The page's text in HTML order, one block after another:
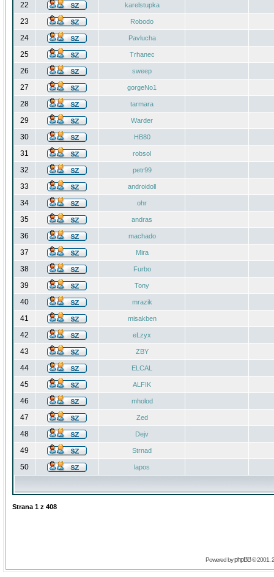
22 karelstupka
23 Robodo
24 Pavlucha
25 Trhanec
26 sweep
27 gorgeNo1
28 tarmara
29 Warder
30 HB80
31 robsol
32 petr99
33 androidoll
34 ohr
35 andras
36 machado
37 Mira
38 Furbo
39 Tony
40 mrazik
41 misakben
42 eLzyx
43 ZBY
44 ELCAL
45 ALFIK
46 mholod
47 Zed
48 Dejv
49 Strnad
50 lapos
Strana 1 z 408
Powered byphpBB© 2001,